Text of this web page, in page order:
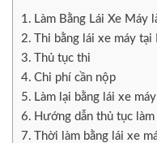
Làm Bằng Lái Xe Máy
Thi bằng lái xe máy tại
Thủ tục thi
Chi phí cần nộp
Làm lại bằng lái xe
Hướng dẫn thủ tục
Thời làm bằng lái xe